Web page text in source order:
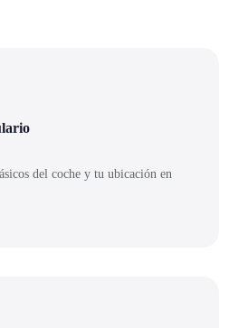
del coche y tu ubicación en